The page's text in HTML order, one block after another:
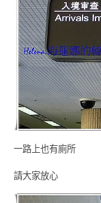
一路上也有廁所
請大家放心